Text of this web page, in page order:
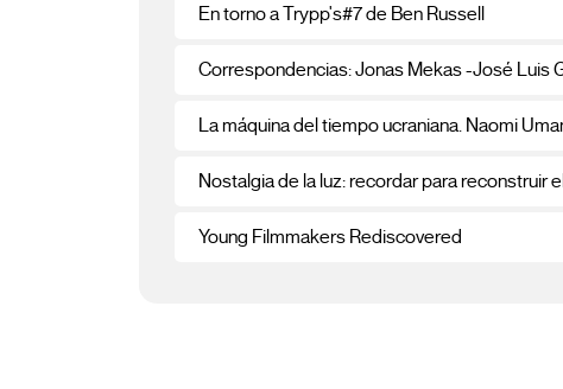
En torno a Trypp's#7 de Ben Russell
Correspondencias: Jonas Mekas -José Luis
La máquina del tiempo ucraniana. Naomi
Nostalgia de la luz: recordar para reconstruir
Young Filmmakers Rediscovered